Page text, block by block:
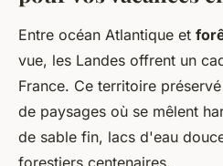
Entre océan Atlantique et
vue, les Landes offrent un
France. Ce territoire
de paysages où se mêlent
de sable fin, lacs d'eau
forestiers centenaires.